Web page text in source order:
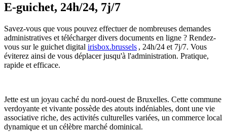
E-guichet, 24h/24, 7j/7
Savez-vous que vous pouvez effectuer de nombreuses demandes
administratives et télécharger divers documents en ligne ? Rendez-
vous sur le guichet digital irisbox.brussels , 24h/24 et 7j/7. Vous
éviterez ainsi de vous déplacer jusqu'à l'administration. Pratique,
rapide et efficace.
Jette est un joyau caché du nord-ouest de Bruxelles. Cette commune
verdoyante et vivante possède des atouts indéniables, dont une vie
associative riche, des activités culturelles variées, un commerce local
dynamique et un célèbre marché dominical.